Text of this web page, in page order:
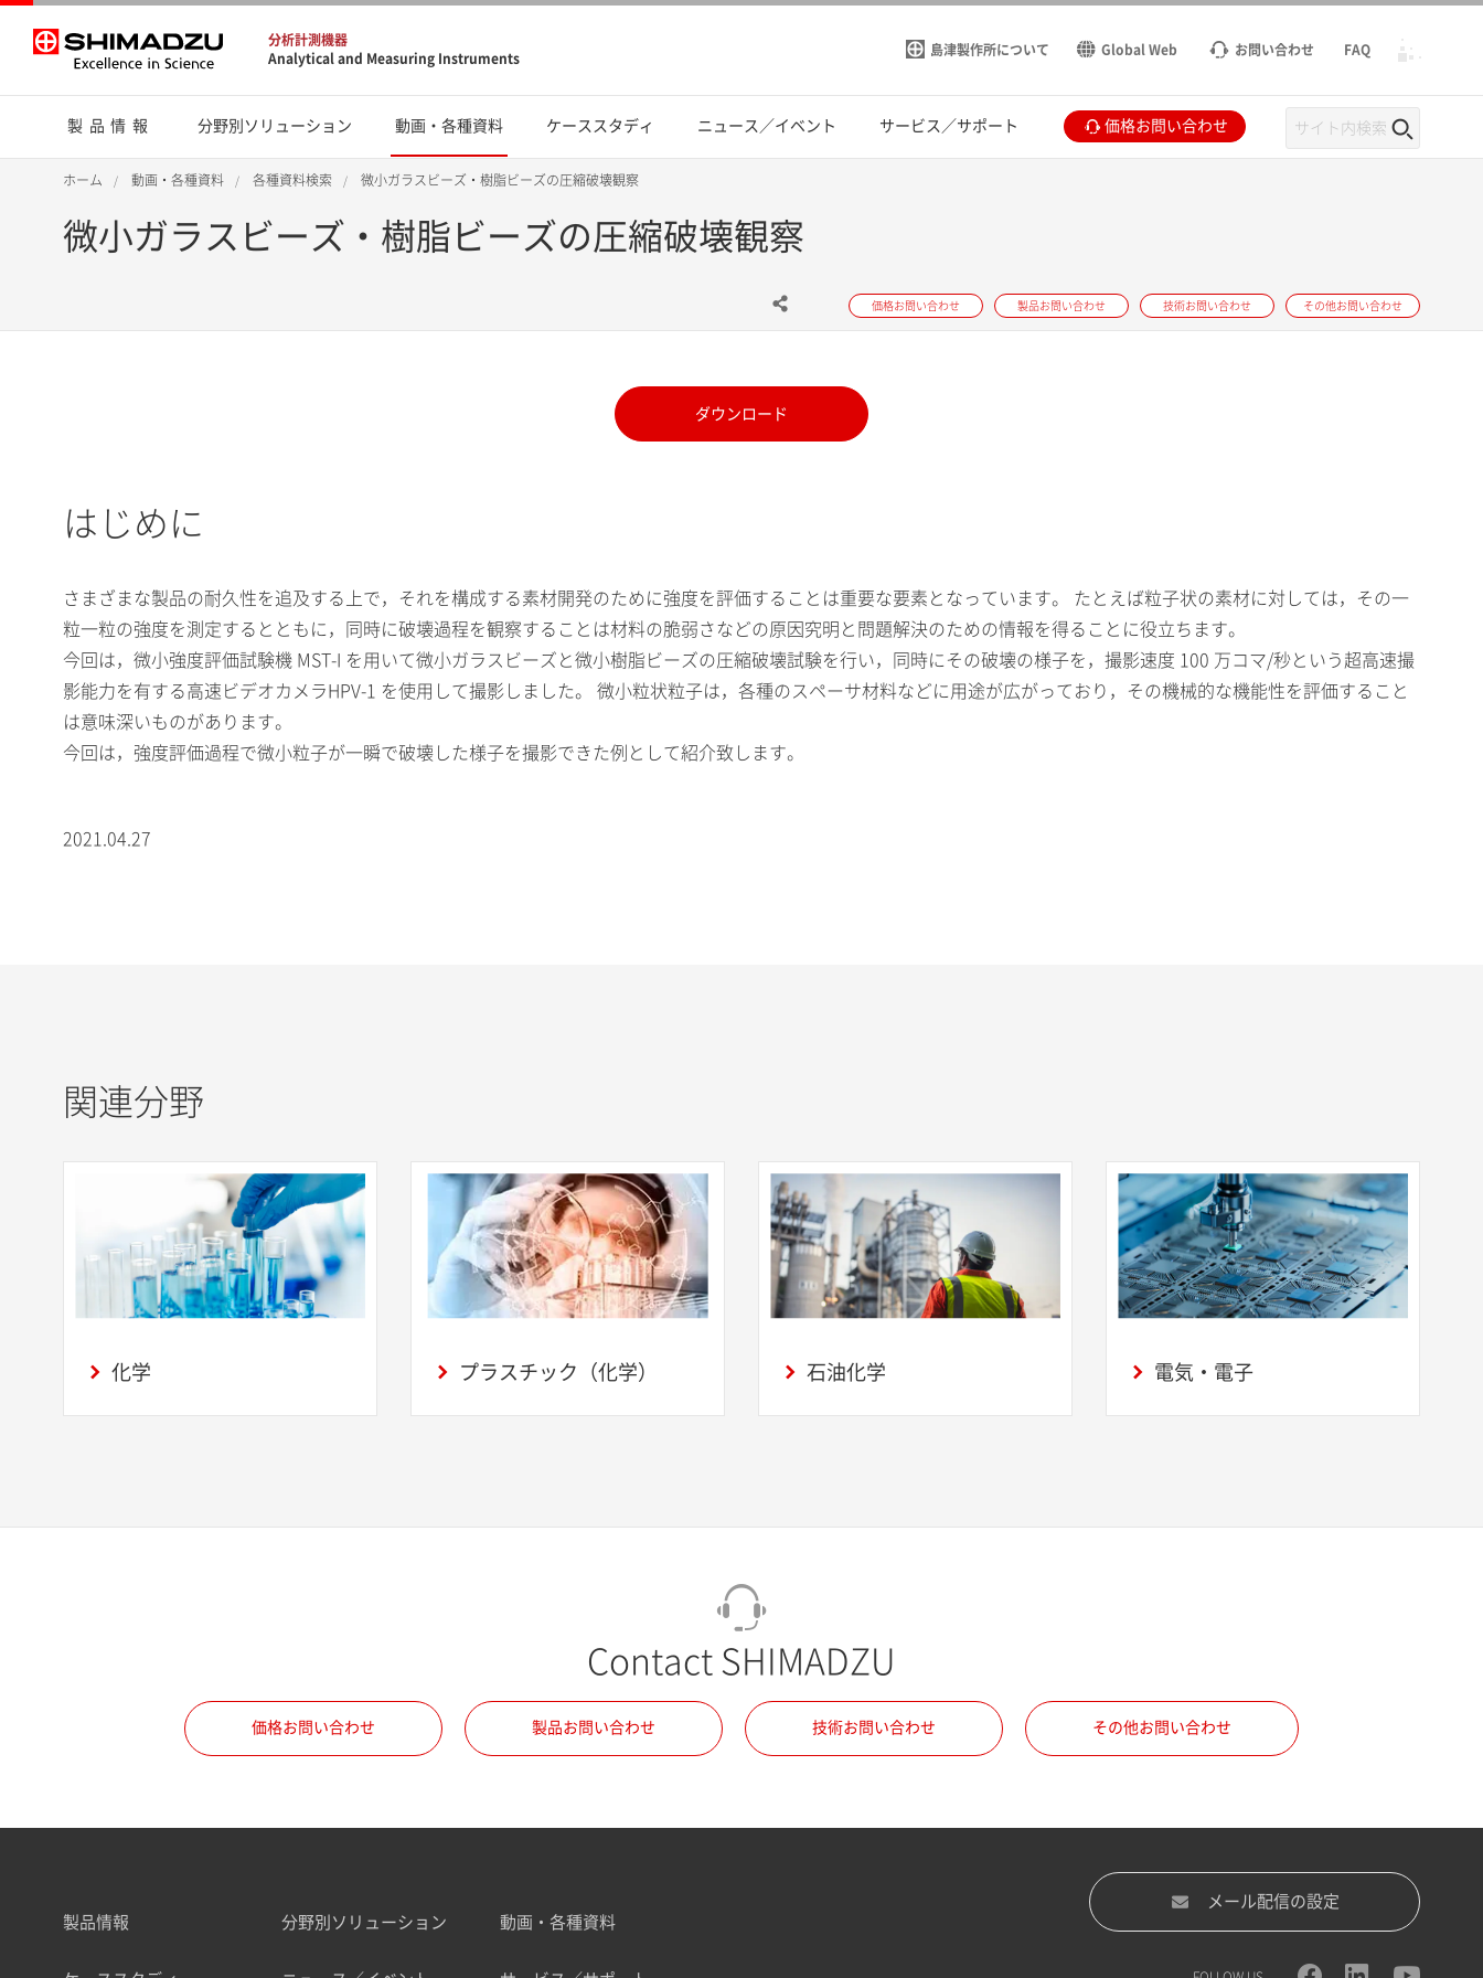
分析計測機器
Analytical and Measuring Instruments
島津製作所について Global Web お問い合わせ FAQ
製品情報 分野別ソリューション 動画・各種資料 ケーススタディ ニュース／イベント サービス／サポート 価格お問い合わせ
ホーム 動画・各種資料 各種資料検索 微小ガラスビーズ・樹脂ビーズの圧縮破壊観察
微小ガラスビーズ・樹脂ビーズの圧縮破壊観察
価格お問い合わせ 製品お問い合わせ 技術お問い合わせ その他お問い合わせ
ダウンロード
はじめに
さまざまな製品の耐久性を追及する上で，それを構成する素材開発のために強度を評価することは重要な要素となっています。 たとえば粒子状の素材に対しては，その一
粒一粒の強度を測定するとともに，同時に破壊過程を観察することは材料の脆弱さなどの原因究明と問題解決のための情報を得ることに役立ちます。
今回は，微小強度評価試験機 MST-I を用いて微小ガラスビーズと微小樹脂ビーズの圧縮破壊試験を行い，同時にその破壊の様子を，撮影速度 100 万コマ/秒という超高速撮
影能力を有する高速ビデオカメラHPV-1 を使用して撮影しました。 微小粒状粒子は，各種のスペーサ材料などに用途が広がっており，その機械的な機能性を評価すること
は意味深いものがあります。
今回は，強度評価過程で微小粒子が一瞬で破壊した様子を撮影できた例として紹介致します。
2021.04.27
関連分野
化学 プラスチック（化学） 石油化学 電気・電子
Contact SHIMADZU
価格お問い合わせ 製品お問い合わせ 技術お問い合わせ その他お問い合わせ
製品情報 分野別ソリューション 動画・各種資料
メール配信の設定